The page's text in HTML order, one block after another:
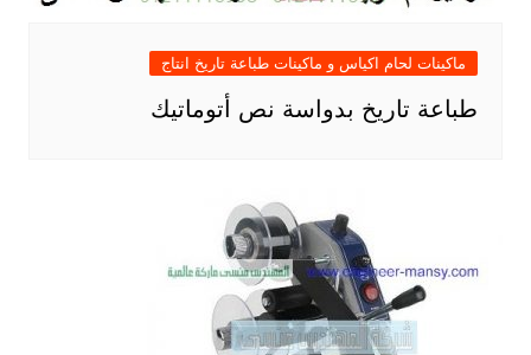
ماكينات لحام اكياس و ماكينات طباعة تاريخ انتاج
طباعة تاريخ بدواسة نص أتوماتيك